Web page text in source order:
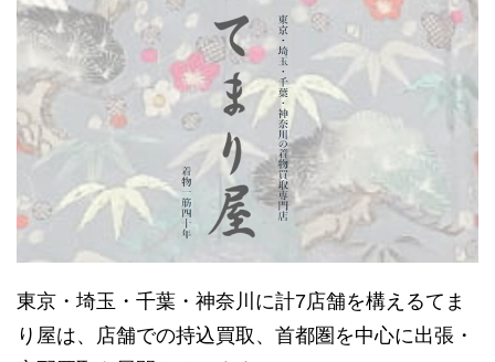
東京・埼玉・千葉・神奈川に計7店舗を構えるてま
り屋は、店舗での持込買取、首都圏を中心に出張・